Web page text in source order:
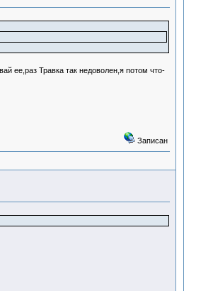
ее,раз Травка так недоволен,я потом что-
Записан